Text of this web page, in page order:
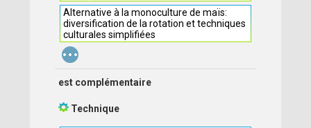
Alternative à la monoculture de maïs:
diversification de la rotation et techniques
culturales simplifiées
...
est complémentaire
Technique